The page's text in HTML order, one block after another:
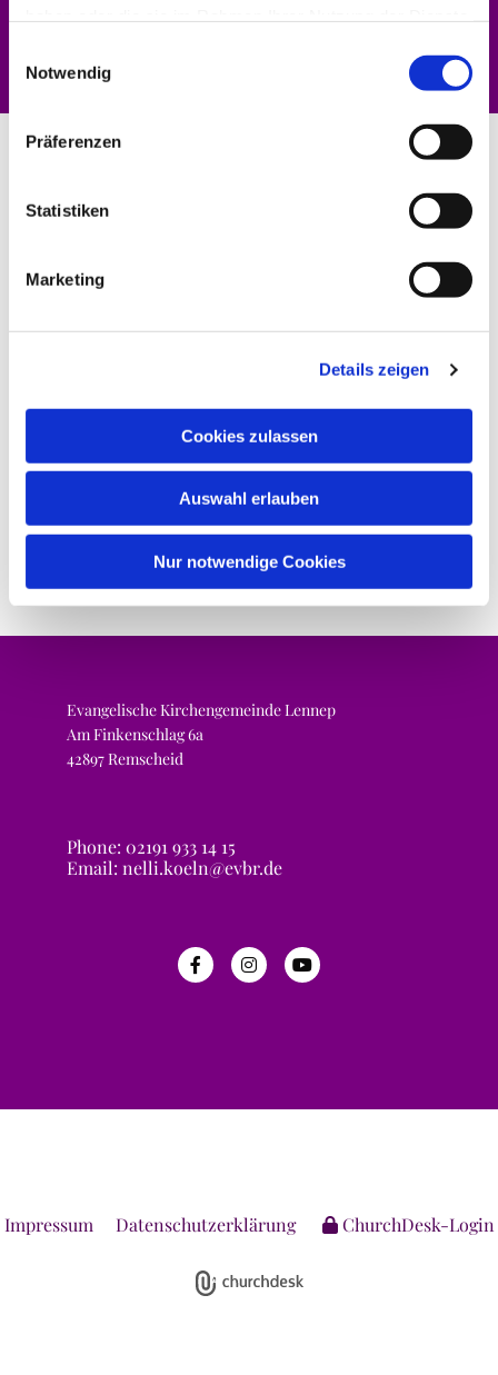
Notwendig
Präferenzen
Statistiken
Marketing
Details zeigen
Cookies zulassen
Auswahl erlauben
Nur notwendige Cookies
Dies könnte Sie auch interessieren
Evangelische Kirchengemeinde Lennep
Am Finkenschlag 6a
42897 Remscheid
Phone: 02191 933 14 15
Email: nelli.koeln@evbr.de
Impressum Datenschutzerklärung ChurchDesk-Login